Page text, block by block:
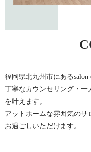
福岡県北九州市にあるsalon
丁寧なカウンセリング・一
を叶えます。
アットホームな雰囲気のサ
お過ごしいただけます。